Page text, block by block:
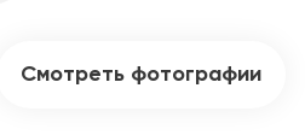
Смотреть фотографии